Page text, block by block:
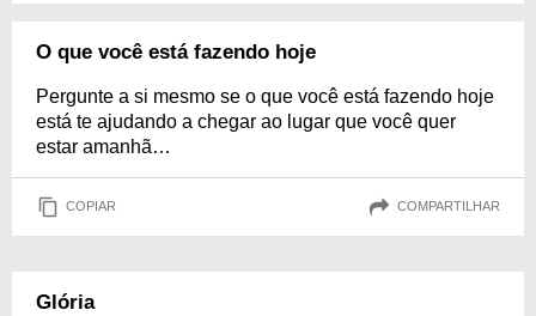
O que você está fazendo hoje
Pergunte a si mesmo se o que você está fazendo hoje
está te ajudando a chegar ao lugar que você quer
estar amanhã…
COPIAR COMPARTILHAR
Glória